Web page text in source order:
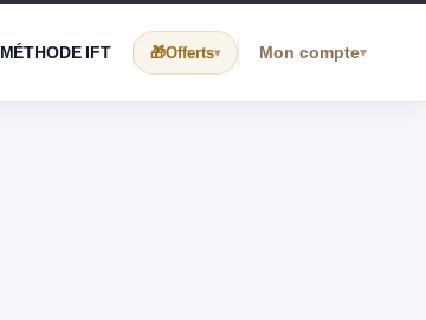
MÉTHODE IFT Offerts▾ Mon compte▾